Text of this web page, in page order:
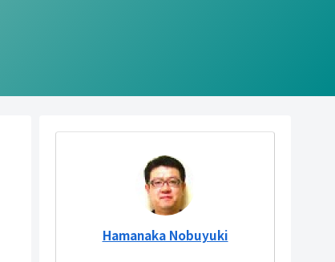
Hamanaka Nobuyuki